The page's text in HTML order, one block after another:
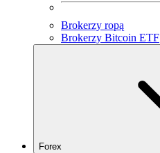
Brokerzy ropą
Brokerzy Bitcoin ETF
Forex